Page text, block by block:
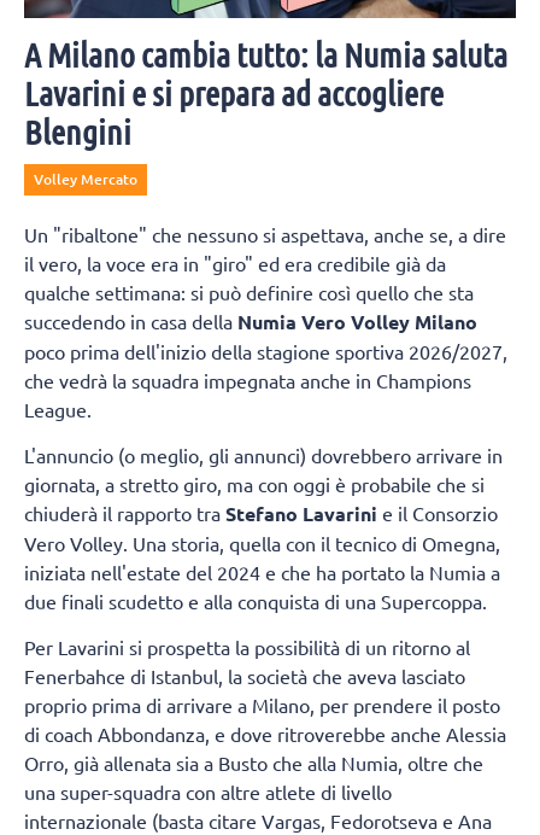
A Milano cambia tutto: la Numia saluta
Lavarini e si prepara ad accogliere
Blengini
Volley Mercato
Un "ribaltone" che nessuno si aspettava, anche se, a dire
il vero, la voce era in "giro" ed era credibile già da
qualche settimana: si può definire così quello che sta
succedendo in casa della Numia Vero Volley Milano
poco prima dell'inizio della stagione sportiva 2026/2027,
che vedrà la squadra impegnata anche in Champions
League.
L'annuncio (o meglio, gli annunci) dovrebbero arrivare in
giornata, a stretto giro, ma con oggi è probabile che si
chiuderà il rapporto tra Stefano Lavarini e il Consorzio
Vero Volley. Una storia, quella con il tecnico di Omegna,
iniziata nell'estate del 2024 e che ha portato la Numia a
due finali scudetto e alla conquista di una Supercoppa.
Per Lavarini si prospetta la possibilità di un ritorno al
Fenerbahce di Istanbul, la società che aveva lasciato
proprio prima di arrivare a Milano, per prendere il posto
di coach Abbondanza, e dove ritroverebbe anche Alessia
Orro, già allenata sia a Busto che alla Numia, oltre che
una super-squadra con altre atlete di livello
internazionale (basta citare Vargas, Fedorotseva e Ana